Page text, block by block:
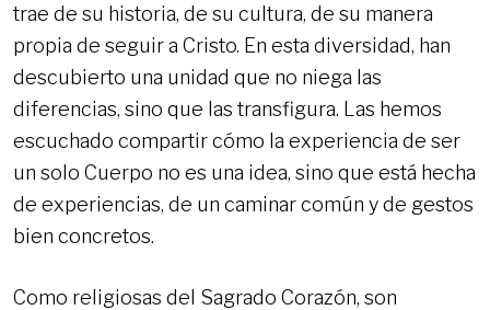
trae de su historia, de su cultura, de su manera
propia de seguir a Cristo. En esta diversidad, han
descubierto una unidad que no niega las
diferencias, sino que las transfigura. Las hemos
escuchado compartir cómo la experiencia de ser
un solo Cuerpo no es una idea, sino que está hecha
de experiencias, de un caminar común y de gestos
bien concretos.
Como religiosas del Sagrado Corazón, son